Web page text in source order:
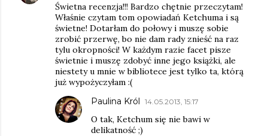
Świetna recenzja!!! Bardzo chętnie przeczytam!
Właśnie czytam tom opowiadań Ketchuma i są
świetne! Dotarłam do połowy i muszę sobie
zrobić przerwę, bo nie dam rady znieść na raz
tylu okropności! W każdym razie facet pisze
świetnie i muszę zdobyć inne jego książki, ale
niestety u mnie w bibliotece jest tylko ta, którą
już wypożyczyłam :(
Paulina Król 14.05.2013, 15:17
O tak, Ketchum się nie bawi w
delikatność ;)